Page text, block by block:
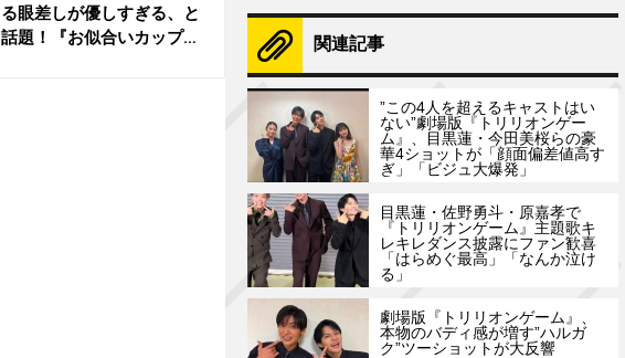
る眼差しが優しすぎる、と
話題！『お似合いカップ
関連記事
”この4人を超えるキャストはい
ない”劇場版『トリリオンゲー
ム』、目黒蓮・今田美桜らの豪
華4ショットが「顔面偏差値高す
ぎ」「ビジュ大爆発」
目黒蓮・佐野勇斗・原嘉孝で
『トリリオンゲーム』主題歌キ
レキレダンス披露にファン歓喜
「はらめぐ最高」「なんか泣け
る」
劇場版『トリリオンゲーム』、
本物のバディ感が増す”ハルガ
ク”ツーショットが大反響